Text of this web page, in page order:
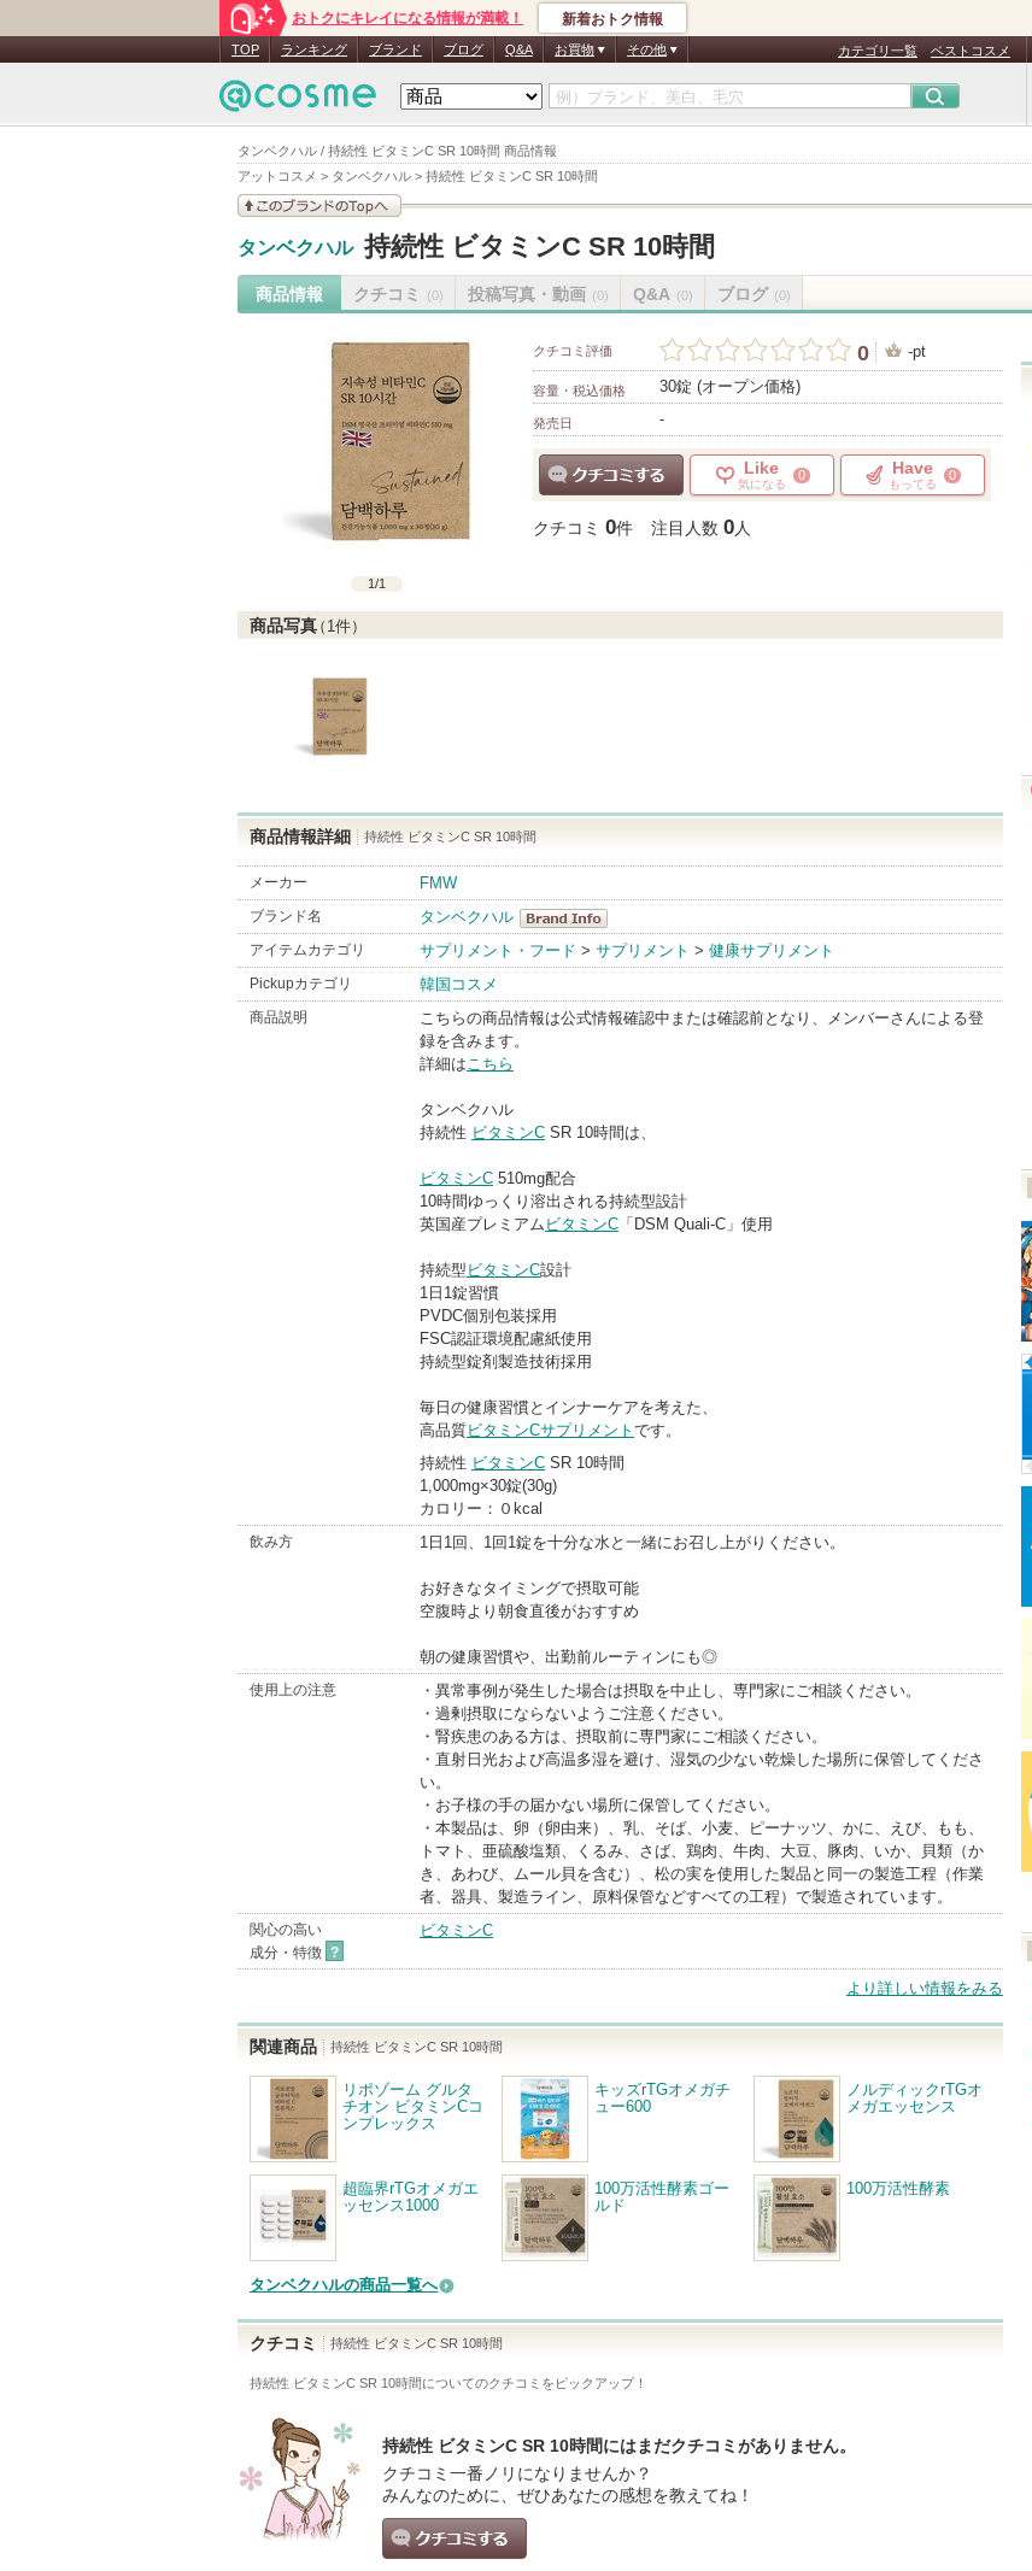
タンベクハル / 持続性 ビタミンC SR 10時間 商品情報
アットコスメ > タンベクハル > 持続性 ビタミンC SR 10時間
おトクにキレイになる情報が満載！ 新着おトク情報
TOP ランキング ブランド ブログ Q&A お買物 その他 カテゴリ一覧 ベストコスメ
このブランドの情報を
見る
タンベクハル 持続性 ビタミンC SR 10時間
商品情報 クチコミ (0) 投稿写真・動画 (0) Q&A (0) ブログ (0)
1/1
クチコミ評価 0 -pt
容量・税込価格 30錠 (オープン価格)
発売日 -
Like
気になる
0 Have
もってる
0
クチコミ 0件 注目人数 0人
商品写真（ 1件）
商品情報詳細 持続性 ビタミンC SR 10時間
メーカー FMW
ブランド名
タンベクハル
タンベクハル
BrandInfo
アイテムカテゴリ サプリメント・フード > サプリメント > 健康サプリメント
Pickupカテゴリ 韓国コスメ
商品説明
こちらの商品情報は公式情報確認中または確認前となり、メンバーさんによる登
録を含みます。
詳細はこちら
タンベクハル
持続性 ビタミンC SR 10時間は、
ビタミンC 510mg配合
10時間ゆっくり溶出される持続型設計
英国産プレミアム ビタミンC 「DSM Quali-C」使用
持続型 ビタミンC設計
1日1錠習慣
PVDC個別包装採用
FSC認証環境配慮紙使用
持続型錠剤製造技術採用
毎日の健康習慣とインナーケアを考えた、
高品質ビタミンCサプリメント です。
持続性 ビタミンC SR 10時間
1,000mg×30錠(30g)
カロリー：０kcal
飲み方 1日1回、1回1錠を十分な水と一緒にお召し上がりください。
お好きなタイミングで摂取可能
空腹時より朝食直後がおすすめ
朝の健康習慣や、出勤前ルーティンにも◎
使用上の注意
・異常事例が発生した場合は摂取を中止し、専門家にご相談ください。
・過剰摂取にならないようご注意ください。
・腎疾患のある方は、摂取前に専門家にご相談ください。
・直射日光および高温多湿を避け、湿気の少ない乾燥した場所に保管してくださ
い。
・お子様の手の届かない場所に保管してください。
・本製品は、卵（卵由来）、乳、そば、小麦、ピーナッツ、かに、えび、もも、
トマト、亜硫酸塩類、くるみ、さば、鶏肉、牛肉、大豆、豚肉、いか、貝類（か
き、あわび、ムール貝を含む）、松の実を使用した製品と同一の製造工程（作業
者、器具、製造ライン、原料保管などすべての工程）で製造されています。
関心の高い
成分・特徴 ?
ビタミンC
より詳しい情報をみる
関連商品 持続性 ビタミンC SR 10時間
リポゾーム グルタ
チオン ビタミンCコ
ンプレックス
キッズrTGオメガチ
ュー600
ノルディックrTGオ
メガエッセンス
超臨界rTGオメガエ
ッセンス1000
100万活性酵素ゴー
ルド
100万活性酵素
タンベクハルの商品一覧へ
クチコミ 持続性 ビタミンC SR 10時間
持続性 ビタミンC SR 10時間についてのクチコミをピックアップ！
持続性 ビタミンC SR 10時間にはまだクチコミがありません。
クチコミ一番ノリになりませんか？
みんなのために、ぜひあなたの感想を教えてね！